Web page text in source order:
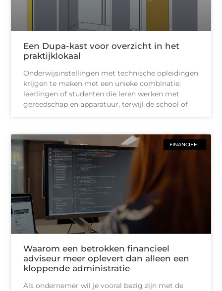
Een Dupa-kast voor overzicht in het
praktijklokaal
Onderwijsinstellingen met technische opleidingen
krijgen te maken met een unieke combinatie:
leerlingen of studenten die leren werken met
gereedschap en apparatuur, terwijl de school of
FINANCIEEL
Waarom een betrokken financieel
adviseur meer oplevert dan alleen een
kloppende administratie
Als ondernemer wil je vooral bezig zijn met de